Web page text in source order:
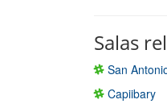
Salas
San
Capiibary